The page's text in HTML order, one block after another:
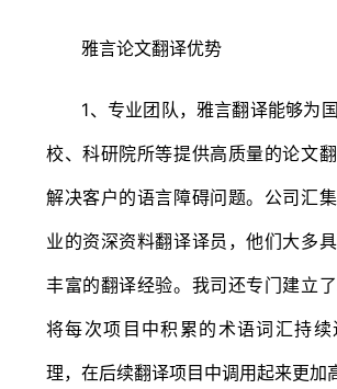
雅言论文翻译优势
1、专业团队，雅言翻译能够为
校、科研院所等提供高质量的论文
解决客户的语言障碍问题。公司汇
业的资深资料翻译译员，他们大多
丰富的翻译经验。我司还专门建立了
将每次项目中积累的术语词汇持
理，在后续翻译项目中调用起来更加